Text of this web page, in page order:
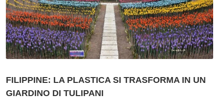
FILIPPINE: LA PLASTICA SI TRASFORMA IN UN
GIARDINO DI TULIPANI